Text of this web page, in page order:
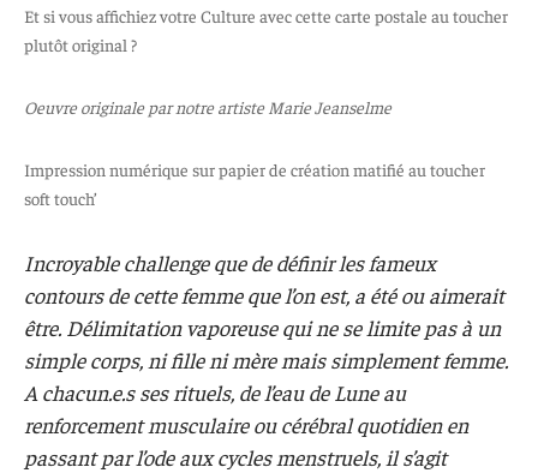
Et si vous affichiez votre Culture avec cette carte postale au toucher
plutôt original ?
Oeuvre originale par notre artiste Marie Jeanselme
Impression numérique sur papier de création matifié au toucher
soft touch’
Incroyable challenge que de définir les fameux
contours de cette femme que l’on est, a été ou aimerait
être. Délimitation vaporeuse qui ne se limite pas à un
simple corps, ni fille ni mère mais simplement femme.
A chacun.e.s ses rituels, de l’eau de Lune au
renforcement musculaire ou cérébral quotidien en
passant par l’ode aux cycles menstruels, il s’agit